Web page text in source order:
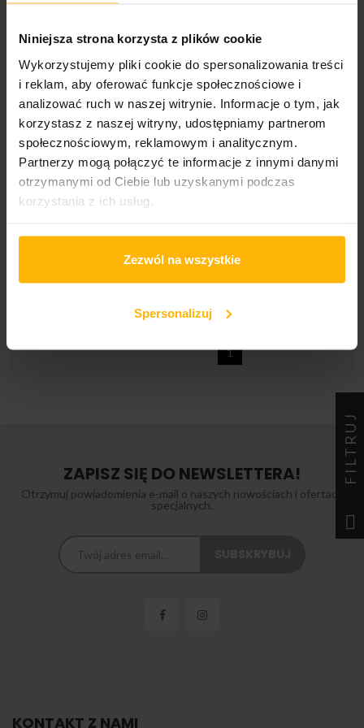
Niniejsza strona korzysta z plików cookie
Wykorzystujemy pliki cookie do spersonalizowania treści
i reklam, aby oferować funkcje społecznościowe i
analizować ruch w naszej witrynie. Informacje o tym, jak
korzystasz z naszej witryny, udostępniamy partnerom
społecznościowym, reklamowym i analitycznym.
Partnerzy mogą połączyć te informacje z innymi danymi
otrzymanymi od Ciebie lub uzyskanymi podczas
korzystania z ich usług.
Zezwól na wszystkie
Spersonalizuj
Island Noises (2CD)
Pokazano 1-4 z 4 pozycji
1
ZAPISZ SIĘ DO NEWSLETTERA!
Otrzymuj powiadomienia e-mail o naszych nowościach i ofertach
specjalnych.
KONTAKT Z NAMI
FILTRUJ